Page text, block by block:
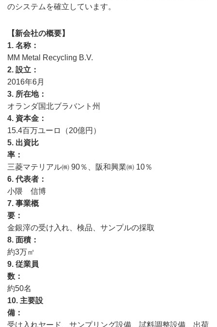
のシステムを確立しています。
【新会社の概要】
1. 名称
MM Metal Recycling B.V.
2. 設立
2016年6月
3. 所在地
オランダ国北ブラバント州
4. 資本金
15.4百万ユーロ（20億円）
5. 出資比
率
三菱マテリアル㈱ 90％、阪和興業㈱ 10％
6. 代表者
小隈 信博
7. 事業概
要
金銀滓の受け入れ、検品、サンプルの採取
8. 面積
約3万㎡
9. 従業員
数
約50名
10. 主要設
備
受け入れヤード、サンプリング設備、試料調整設備、出荷